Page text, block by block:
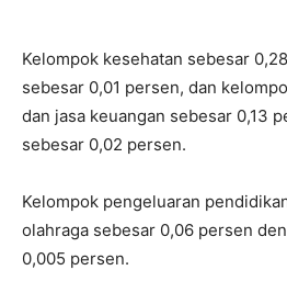
Kelompok kesehatan sebesar
sebesar 0,01 persen, dan
dan jasa keuangan sebesar 0,13
sebesar 0,02 persen.
Kelompok pengeluaran
olahraga sebesar 0,06 persen
0,005 persen.